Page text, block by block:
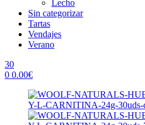
Lecho
Sin categorizar
Tartas
Vendajes
Verano
30
0 0.00€